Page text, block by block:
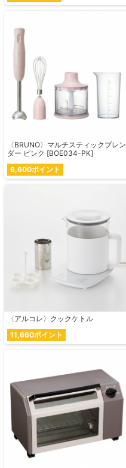
〈BRUNO〉マルチスティックブレン
ダー ピンク [BOE034-PK]
6,600ポイント
〈アルコレ〉クックケトル
11,660ポイント